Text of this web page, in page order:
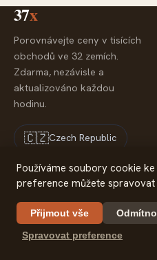
37x
Porovnávejte ceny v tisících
obchodů ve 32 zemích.
Zdarma, nezávisle a
aktualizováno každou
hodinu.
🇨🇿Czech Republic
Společnost
O nás
Partneři
Kontakt
Používáme soubory cookie
preference můžete spravovat
Přijmout vše
Spravovat preference